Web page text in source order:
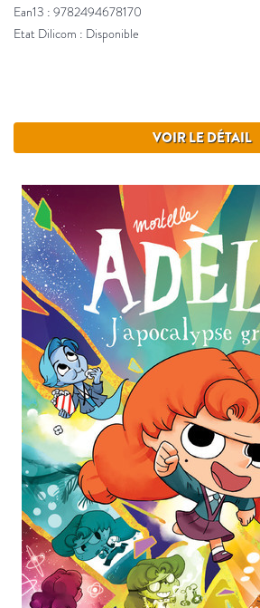
Ean13 : 9782494678170
Etat Dilicom : Disponible
VOIR LE DÉTAIL